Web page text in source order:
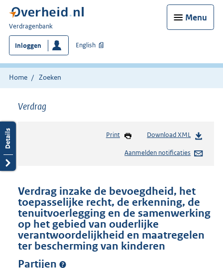
Menu
U
bent
hier:
Verdragenbank
Inloggen English
Home Zoeken
Verdrag
Print Download XML
Aanmelden notificaties
Verdrag inzake de bevoegdheid, het
toepasselijke recht, de erkenning, de
tenuitvoerlegging en de samenwerking
op het gebied van ouderlijke
verantwoordelijkheid en maatregelen
ter bescherming van kinderen
Partijen